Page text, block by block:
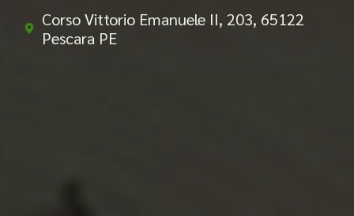
Corso Vittorio Emanuele II, 203, 65122
Pescara PE